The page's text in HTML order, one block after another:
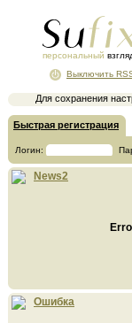
персональный
Для сохранения
Выключить
Быстрая регистрация
Логин:
News2
Ошибка